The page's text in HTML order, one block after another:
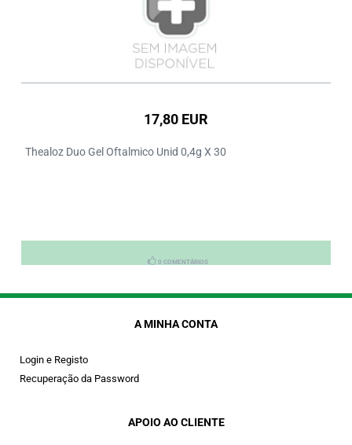
17,80 EUR
Thealoz Duo Gel Oftalmico Unid 0,4g X 30
0 COMENTÁRIOS
A MINHA CONTA
Login e Registo
Recuperação da Password
APOIO AO CLIENTE